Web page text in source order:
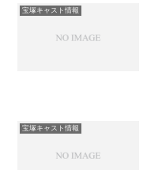
宝塚キャスト情報
宝塚キャスト情報